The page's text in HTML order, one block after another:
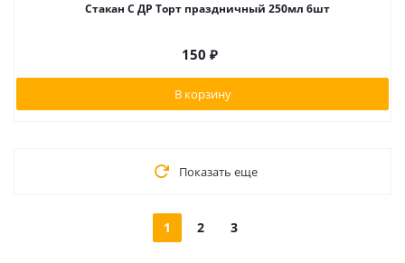
Стакан С ДР Торт праздничный 250мл 6шт
150 ₽
В корзину
Показать еще
1 2 3